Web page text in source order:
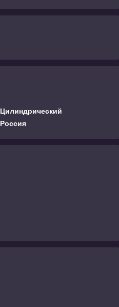
Цилиндрический
Россия